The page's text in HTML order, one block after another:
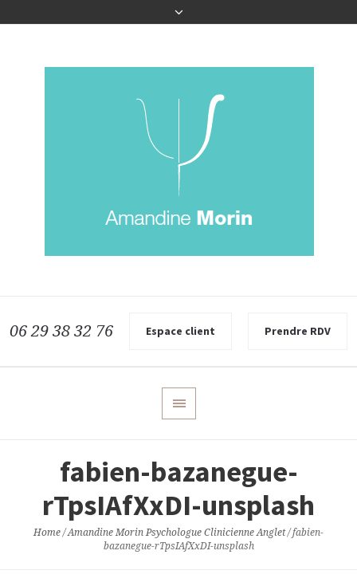
06 29 38 32 76 Espace client Prendre RDV
fabien-bazanegue-
rTpsIAfXxDI-unsplash
Home /Amandine Morin Psychologue Clinicienne Anglet /fabien-
bazanegue-rTpsIAfXxDI-unsplash